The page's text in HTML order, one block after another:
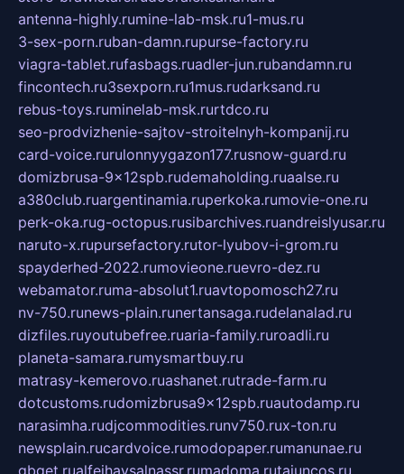
antenna-highly.rumine-lab-msk.ru1-mus.ru
3-sex-porn.ruban-damn.rupurse-factory.ru
viagra-tablet.rufasbags.ruadler-jun.rubandamn.ru
fincontech.ru3sexporn.ru1mus.rudarksand.ru
rebus-toys.ruminelab-msk.rurtdco.ru
seo-prodvizhenie-sajtov-stroitelnyh-kompanij.ru
card-voice.rurulonnyygazon177.rusnow-guard.ru
domizbrusa-9x12spb.rudemaholding.ruaalse.ru
a380club.ruargentinamia.ruperkoka.rumovie-one.ru
perk-oka.rug-octopus.rusibarchives.ruandreislyusar.ru
naruto-x.rupursefactory.rutor-lyubov-i-grom.ru
spayderhed-2022.rumovieone.ruevro-dez.ru
webamator.ruma-absolut1.ruavtopomosch27.ru
nv-750.runews-plain.runertansaga.rudelanalad.ru
dizfiles.ruyoutubefree.ruaria-family.ruroadli.ru
planeta-samara.rumysmartbuy.ru
matrasy-kemerovo.ruashanet.rutrade-farm.ru
dotcustoms.rudomizbrusa9x12spb.ruautodamp.ru
narasimha.rudjcommodities.runv750.rux-ton.ru
newsplain.rucardvoice.rumodopaper.rumanunae.ru